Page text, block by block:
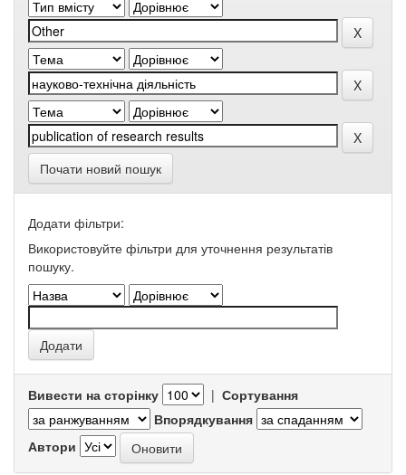
Почати новий пошук
Додати фільтри:
Використовуйте фільтри для уточнення результатів
пошуку.
Вивести на сторінку | Сортування
Впорядкування
Автори